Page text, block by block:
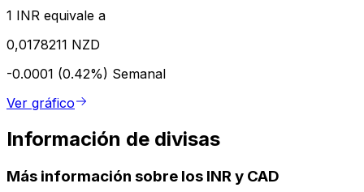
1 INR equivale a
0,0178211 NZD
-0.0001 (0.42%) Semanal
Ver gráfico
Información de divisas
Más información sobre los INR y CAD